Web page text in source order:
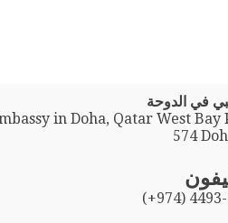
في الدوحة
in Doha, Qatar West Bay
574
(+974)